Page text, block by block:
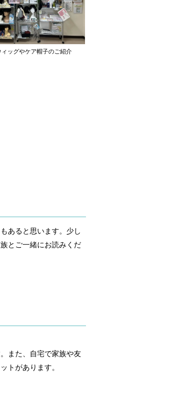
ィッグやケア帽子のご紹介
あると思います。少し
とご一緒にお読みくだ
また、自宅で家族や友
トがあります。